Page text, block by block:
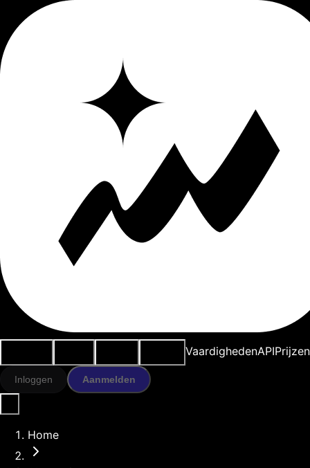
VaardighedenAPIPrijzen
Inloggen Aanmelden
Home